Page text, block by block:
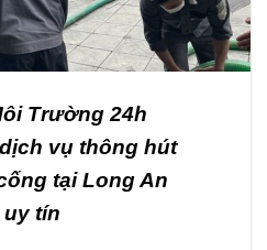
Trường 24h
vụ thông hút
tại Long An
tín